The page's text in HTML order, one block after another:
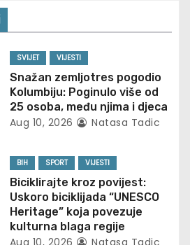
SVIJET VIJESTI
Snažan zemljotres pogodio
Kolumbiju: Poginulo više od
25 osoba, među njima i djeca
Aug 10, 2026 Natasa Tadic
BIH SPORT VIJESTI
Biciklirajte kroz povijest:
Uskoro biciklijada “UNESCO
Heritage” koja povezuje
kulturna blaga regije
Aug 10, 2026 Natasa Tadic